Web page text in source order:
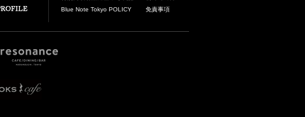
Blue Note Tokyo POLICY
免責事項